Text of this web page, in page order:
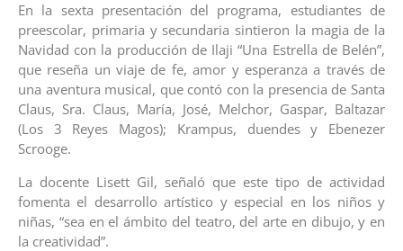
En la sexta presentación del programa, estudiantes de
preescolar, primaria y secundaria sintieron la magia de la
Navidad con la producción de Ilaji “Una Estrella de Belén”,
que reseña un viaje de fe, amor y esperanza a través de
una aventura musical, que contó con la presencia de Santa
Claus, Sra. Claus, María, José, Melchor, Gaspar, Baltazar
(Los 3 Reyes Magos); Krampus, duendes y Ebenezer
Scrooge.
La docente Lisett Gil, señaló que este tipo de actividad
fomenta el desarrollo artístico y especial en los niños y
niñas, “sea en el ámbito del teatro, del arte en dibujo, y en
la creatividad”.